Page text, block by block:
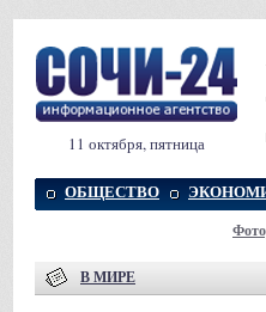
11 октября, пятница
ОБЩЕСТВО
В МИРЕ